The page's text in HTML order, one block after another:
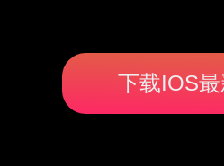
下载IOS